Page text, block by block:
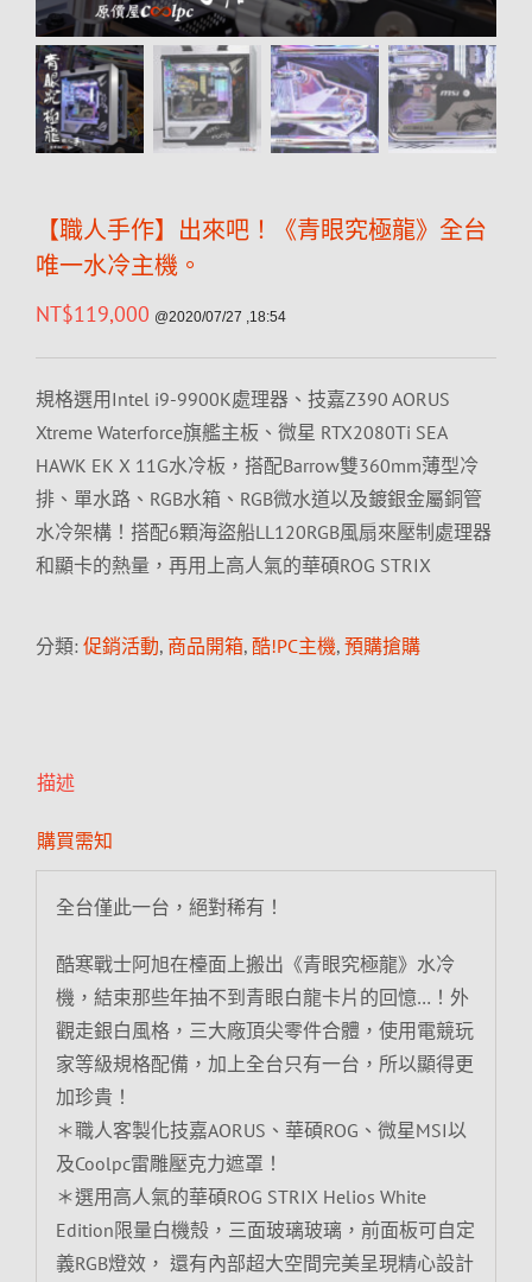
【職人手作】出來吧！《青眼究極龍》全台
唯一水冷主機。
NT$119,000 @2020/07/27 ,18:54
規格選用Intel i9-9900K處理器、技嘉Z390 AORUS
Xtreme Waterforce旗艦主板、微星 RTX2080Ti SEA
HAWK EK X 11G水冷板，搭配Barrow雙360mm薄型冷
排、單水路、RGB水箱、RGB微水道以及鍍銀金屬銅管
水冷架構！搭配6顆海盜船LL120RGB風扇來壓制處理器
和顯卡的熱量，再用上高人氣的華碩ROG STRIX
分類: 促銷活動, 商品開箱, 酷!PC主機, 預購搶購
描述
購買需知
全台僅此一台，絕對稀有！
酷寒戰士阿旭在檯面上搬出《青眼究極龍》水冷
機，結束那些年抽不到青眼白龍卡片的回憶…！外
觀走銀白風格，三大廠頂尖零件合體，使用電競玩
家等級規格配備，加上全台只有一台，所以顯得更
加珍貴！
＊職人客製化技嘉AORUS、華碩ROG、微星MSI以
及Coolpc雷雕壓克力遮罩！
＊選用高人氣的華碩ROG STRIX Helios White
Edition限量白機殼，三面玻璃玻璃，前面板可自定
義RGB燈效， 還有內部超大空間完美呈現精心設計